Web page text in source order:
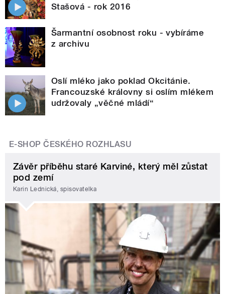
Stašová - rok 2016
Šarmantní osobnost roku - vybíráme
z archivu
Oslí mléko jako poklad Okcitánie.
Francouzské královny si oslím mlékem
udržovaly „věčné mládí“
E-SHOP ČESKÉHO ROZHLASU
Závěr příběhu staré Karviné, který měl zůstat
pod zemí
Karin Lednická, spisovatelka